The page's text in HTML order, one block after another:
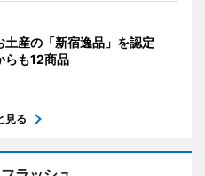
土産の「新宿逸品」を認定
らも12商品
見る